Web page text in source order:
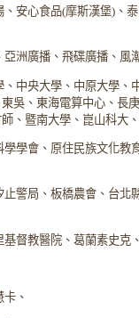
安心食品(摩斯漢堡)、
洲廣播、飛碟廣播、風
中央大學、中原大學、
吳、東海電算中心、長
、暨南大學、崑山科大
學會、原住民族文化教
警局、板橋農會、台北
督教醫院、葛蘭素史克
、